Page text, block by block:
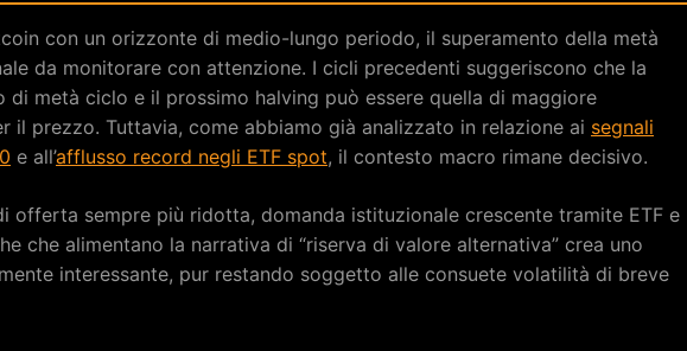
con un orizzonte di medio-lungo periodo, il superamento della metà
da monitorare con attenzione. I cicli precedenti suggeriscono che la
di metà ciclo e il prossimo halving può essere quella di maggiore
il prezzo. Tuttavia, come abbiamo già analizzato in relazione ai segnali
e all’afflusso record negli ETF spot, il contesto macro rimane decisivo.
offerta sempre più ridotta, domanda istituzionale crescente tramite ETF e
che alimentano la narrativa di “riserva di valore alternativa” crea uno
interessante, pur restando soggetto alle consuete volatilità di breve